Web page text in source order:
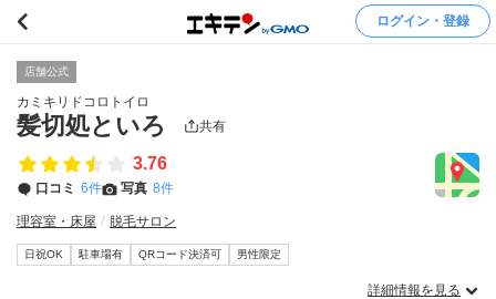
ログイン・登録
店舗公式
カミキリドコロトイロ
髪切処といろ 共有
3.76
口コミ 6件 写真 8件
理容室・床屋 脱毛サロン
日祝OK 駐車場有 QRコード決済可 男性限定
詳細情報を見る